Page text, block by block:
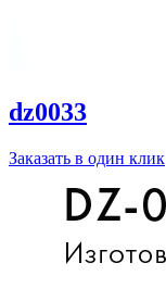
dz0033
Заказать в один клик